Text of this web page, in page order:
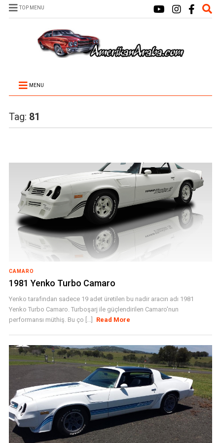
TOP MENU
MENU
Tag: 81
CAMARO
1981 Yenko Turbo Camaro
Yenko tarafından sadece 19 adet üretilen bu nadir aracın adı 1981
Yenko Turbo Camaro. Turboşarj ile güçlendirilen Camaro'nun
performansı müthiş. Bu ço [...]
Read More